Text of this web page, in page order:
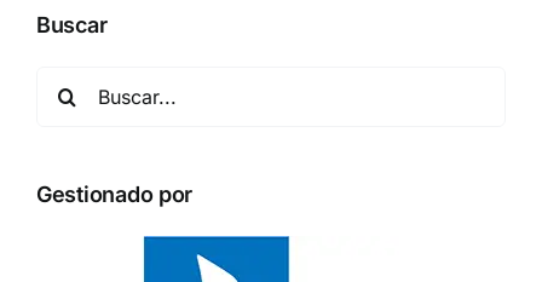
Buscar
Gestionado por